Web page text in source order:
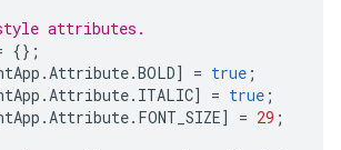
attributes.
{};
.Attribute.BOLD] = true ;
.Attribute. ITALIC] = true ;
.Attribute. FONT_SIZE] = 29 ;